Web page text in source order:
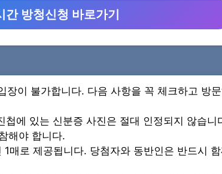
간 방청신청 바로가기
장이 불가합니다. 다음 사항을 꼭 체크하고 방
첩에 있는 신분증 사진은 절대 인정되지 않습니
해야 합니다.
1매로 제공됩니다. 당첨자와 동반인은 반드시